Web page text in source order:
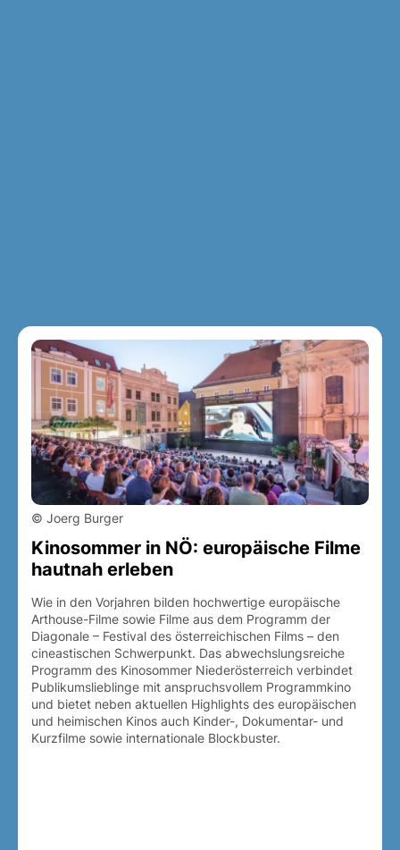
© Joerg Burger
Kinosommer in NÖ: europäische Filme
hautnah erleben
Wie in den Vorjahren bilden hochwertige europäische
Arthouse-Filme sowie Filme aus dem Programm der
Diagonale – Festival des österreichischen Films – den
cineastischen Schwerpunkt. Das abwechslungsreiche
Programm des Kinosommer Niederösterreich verbindet
Publikumslieblinge mit anspruchsvollem Programmkino
und bietet neben aktuellen Highlights des europäischen
und heimischen Kinos auch Kinder-, Dokumentar- und
Kurzfilme sowie internationale Blockbuster.